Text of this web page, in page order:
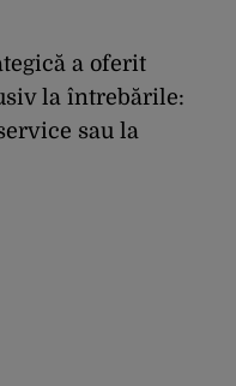
a oferit
la întrebările:
sau la